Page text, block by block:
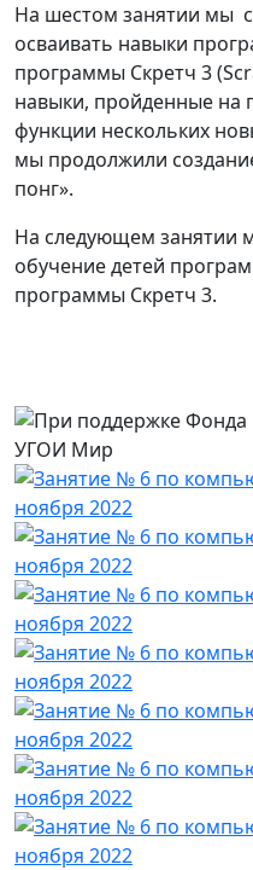
На шестом занятии мы
осваивать навыки
программы Скретч 3
навыки, пройденные на
функции нескольких
мы продолжили
понг».
На следующем занятии
обучение детей
программы Скретч 3.